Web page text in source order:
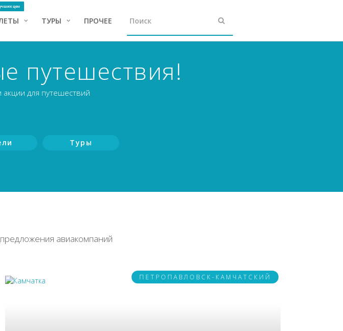
цен
ТУРЫ ПРОЧЕЕ
путешествия!
акции для путешествий
Туры
авиакомпаний
ПЕТРОПАВЛОВСК-КАМЧАТСКИЙ